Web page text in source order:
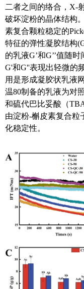
二者之间的络合， X-
破坏淀粉的晶体结构
素复合颗粒稳定的
特征的弹性凝胶结构(
的乳液G’和G’’值随时
G'和G''表现出轻微的
用是形成凝胶状乳液
温80制备的乳液为对
和硫代巴比妥酸（
由淀粉-槲皮素复合粒
化稳定性。